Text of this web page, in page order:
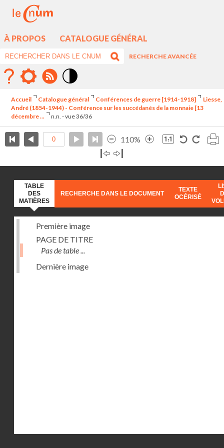
À PROPOS CATALOGUE GÉNÉRAL
RECHERCHE AVANCÉE
élévé
Accueil Catalogue général Conférences de guerre [1914-1918]
Liesse,
André (1854-1944) - Conférence sur les succédanés de la monnaie [13
décembre ...
n.n. - vue 36/36
110%
TABLE
DES
MATIÈRES
RECHERCHE DANS LE DOCUMENT
TEXTE
OCÉRISÉ
Première image
PAGE DE TITRE
Pas de table ...
Dernière image